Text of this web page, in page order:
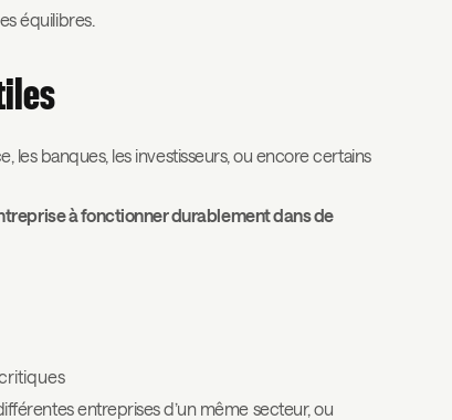
équilibres.
les banques, les investisseurs, ou encore certains
à fonctionner durablement dans de
entreprises d’un même secteur, ou